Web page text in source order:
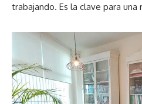
trabajando. Es la clave para